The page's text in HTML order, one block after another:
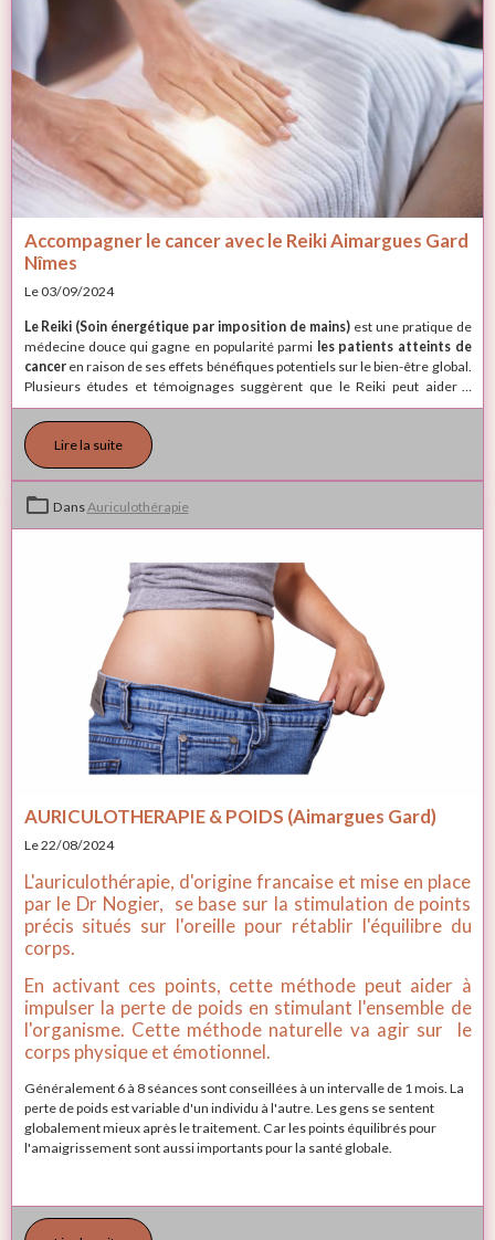
Accompagner le cancer avec le Reiki Aimargues Gard
Nîmes
Le 03/09/2024
Le Reiki (Soin énergétique par imposition de mains) est une pratique de
médecine douce qui gagne en popularité parmi les patients atteints de
canceren raison de ses effets bénéfiques potentiels sur le bien-être global.
Plusieurs études et témoignages suggèrent que le Reiki peut aider à
atténuer certains des symptômes associés au cancer et à ses traitements,
tels que l'anxiété, la douleur, et la dépression, les brulures...
Lire la suite
Dans Auriculothérapie
AURICULOTHERAPIE & POIDS (Aimargues Gard)
Le 22/08/2024
L'auriculothérapie, d'origine francaise et mise en place
par le Dr Nogier, se base sur la stimulation de points
précis situés sur l'oreille pour rétablir l'équilibre du
corps.
En activant ces points, cette méthode peut aider à
impulser la perte de poids en stimulant l'ensemble de
l'organisme. Cette méthode naturelle va agir sur le
corps physique et émotionnel.
Généralement 6 à 8 séances sont conseillées à un intervalle de 1 mois. La
perte de poids est variable d'un individu à l'autre. Les gens se sentent
globalement mieux après le traitement. Car les points équilibrés pour
l'amaigrissement sont aussi importants pour la santé globale.